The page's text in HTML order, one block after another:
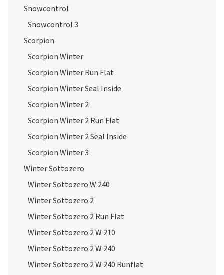
Snowcontrol
Snowcontrol 3
Scorpion
Scorpion Winter
Scorpion Winter Run Flat
Scorpion Winter Seal Inside
Scorpion Winter 2
Scorpion Winter 2 Run Flat
Scorpion Winter 2 Seal Inside
Scorpion Winter 3
Winter Sottozero
Winter Sottozero W 240
Winter Sottozero 2
Winter Sottozero 2 Run Flat
Winter Sottozero 2 W 210
Winter Sottozero 2 W 240
Winter Sottozero 2 W 240 Runflat